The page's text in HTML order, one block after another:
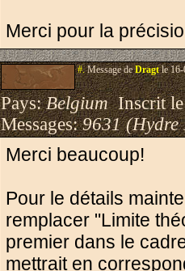
Merci pour la
#.Message deDragtle 16-
Pays:BelgiumInscrit
Messages:9631 (Hydre
Merci beaucoup!
Pour le détails
remplacer "Limite
premier dans le
mettrait en